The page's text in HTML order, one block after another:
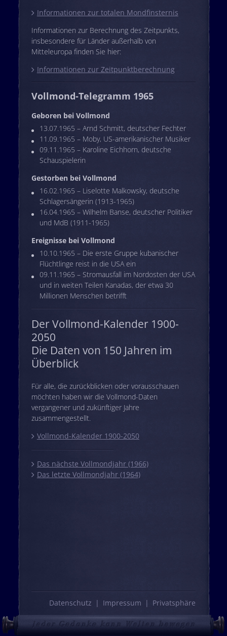
Informationen zur totalen Mondfinsternis
Informationen zur Berechnung des Zeitpunkts,
insbesondere für Länder außerhalb von
Mitteleuropa finden Sie hier:
Informationen zur Zeitpunktberechnung
Vollmond-Telegramm 1965
Geboren bei Vollmond
13.07.1965 – Arnd Schmitt, deutscher Fechter
11.09.1965 – Moby, US-amerikanischer Musiker
09.11.1965 – Karoline Eichhorn, deutsche
Schauspielerin
Gestorben bei Vollmond
16.02.1965 – Liselotte Malkowsky, deutsche
Schlagersängerin (1913-1965)
16.04.1965 – Wilhelm Banse, deutscher Politiker
und MdB (1911-1965)
Ereignisse bei Vollmond
10.10.1965 – Die erste Gruppe kubanischer
Flüchtlinge reist in die USA ein
09.11.1965 – Stromausfall im Nordosten der USA
und in weiten Teilen Kanadas, der etwa 30
Millionen Menschen betrifft
Der Vollmond-Kalender 1900-
2050
Die Daten von 150 Jahren im
Überblick
Für alle, die zurückblicken oder vorausschauen
möchten haben wir die Vollmond-Daten
vergangener und zukünftiger Jahre
zusammengestellt.
Vollmond-Kalender 1900-2050
Das nächste Vollmondjahr (1966)
Das letzte Vollmondjahr (1964)
Datenschutz Impressum Privatsphäre